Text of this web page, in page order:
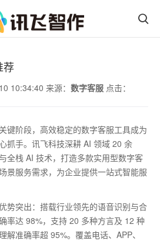
荐
10:34:40 来源： 数字客服 点击：
键阶段，高效稳定的数字客服工具成为
抓手。讯飞科技深耕 AI 领域 20 余
全栈 AI 技术，打造多款实用型数字客
景服务需求，为企业提供一站式智能服
势突出：搭载行业领先的语音识别与合
率达 98%，支持 20 多种方言及 12 种
解准确率超 95%。覆盖电话、 APP、